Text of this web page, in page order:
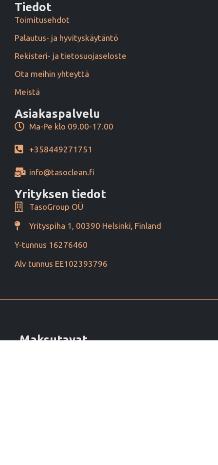
Tiedot
Toimitusehdot
Palautus- ja hyvityskäytäntö
Rekisteri- ja tietosuojaseloste
Ota meihin yhteyttä
Meistä
Asiakaspalvelu
Ma-Pe klo 09.00-17.00
+358449271751
info@tasoclean.fi
Yrityksen tiedot
TasoGroup OÜ
Yrityspiha 1, 00390 Helsinki, Finland
Y-tunnus 16276460
Alv tunnus EE102393796
Maksutavat